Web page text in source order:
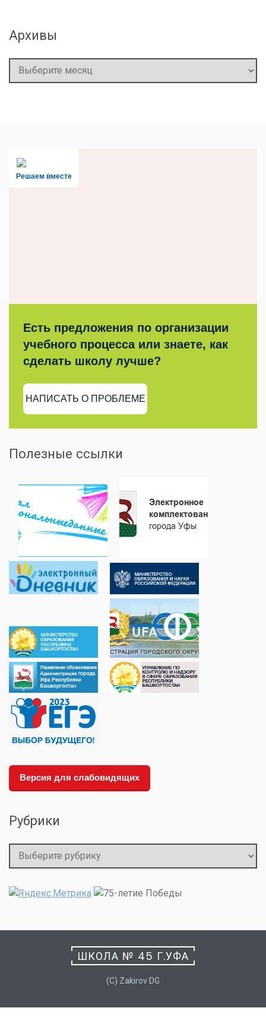
Архивы
Архивы
Решаем вместе
Есть предложения по организации
учебного процесса или знаете, как
сделать школу лучше?
НАПИСАТЬ О ПРОБЛЕМЕ
Полезные ссылки
Версия для слабовидящих
Рубрики
Рубрики
ШКОЛА № 45 Г.УФА
(C) Zakirov DG